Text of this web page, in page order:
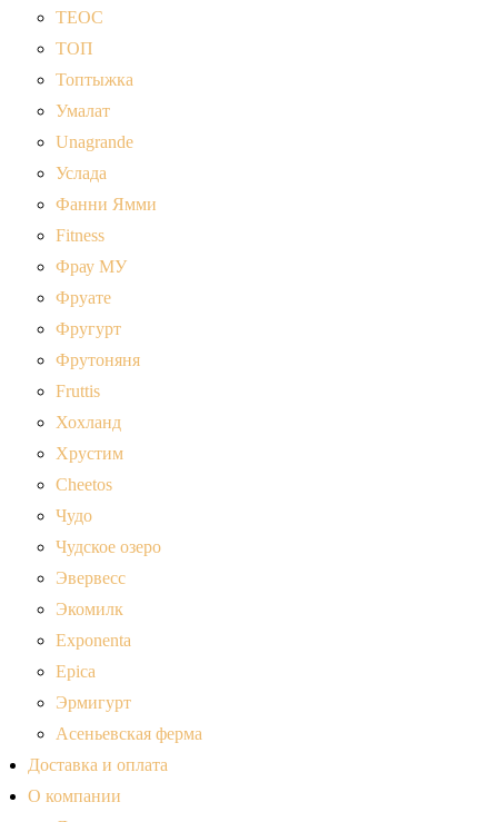
ТЕОС
ТОП
Топтыжка
Умалат
Unagrande
Услада
Фанни Ямми
Fitness
Фрау МУ
Фруате
Фругурт
Фрутоняня
Fruttis
Хохланд
Хрустим
Cheetos
Чудо
Чудское озеро
Эвервесс
Экомилк
Exponenta
Epica
Эрмигурт
Асеньевская ферма
Доставка и оплата
О компании